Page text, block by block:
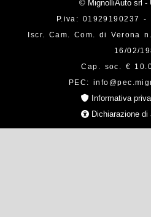
© MignolliAuto srl -
P.iva: 01929190237 -
Iscr. Cam. Com. di Verona
16/02/
Cap. soc. €
PEC:
Informativa
Dichiarazione di